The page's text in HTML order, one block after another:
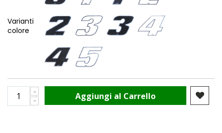
Varianti
colore
Aggiungi al Carrello